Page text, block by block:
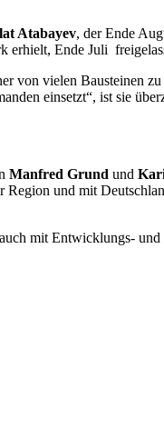
Atabayev, der Ende
Ende Juli
von vielen Bausteinen
einsetzt“, ist sie
Manfred Grund und
und mit
mit Entwicklungs-